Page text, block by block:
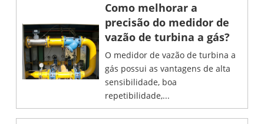
Como melhorar a
precisão do medidor de
vazão de turbina a gás?
O medidor de vazão de turbina a
gás possui as vantagens de alta
sensibilidade, boa
repetibilidade,...